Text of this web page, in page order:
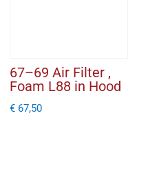
67–69 Air Filter ,
Foam L88 in Hood
€ 67,50